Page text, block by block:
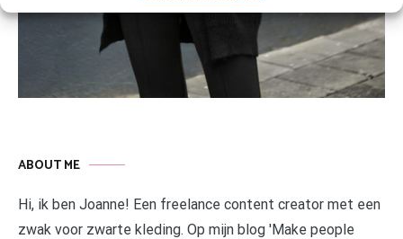
ABOUT ME
Hi, ik ben Joanne! Een freelance content creator met een
zwak voor zwarte kleding. Op mijn blog 'Make people